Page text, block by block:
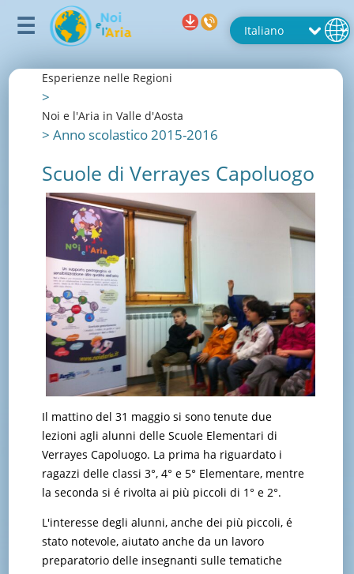
Esperienze nelle Regioni
>
Noi e l'Aria in Valle d'Aosta
>Anno scolastico 2015-2016
Scuole di Verrayes Capoluogo
Il mattino del 31 maggio si sono tenute due
lezioni agli alunni delle Scuole Elementari di
Verrayes Capoluogo. La prima ha riguardato i
ragazzi delle classi 3°, 4° e 5° Elementare, mentre
la seconda si é rivolta ai più piccoli di 1° e 2°.
L'interesse degli alunni, anche dei più piccoli, é
stato notevole, aiutato anche da un lavoro
preparatorio delle insegnanti sulle tematiche